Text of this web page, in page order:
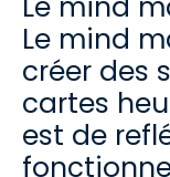
Le mind
créer des
cartes
est de